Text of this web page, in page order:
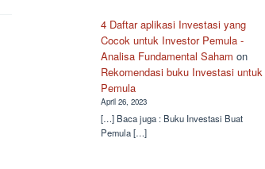
4 Daftar aplikasi Investasi yang
Cocok untuk Investor Pemula -
Analisa Fundamental Saham on
Rekomendasi buku Investasi untuk
Pemula
April 26, 2023
[…] Baca juga : Buku Investasi Buat
Pemula […]